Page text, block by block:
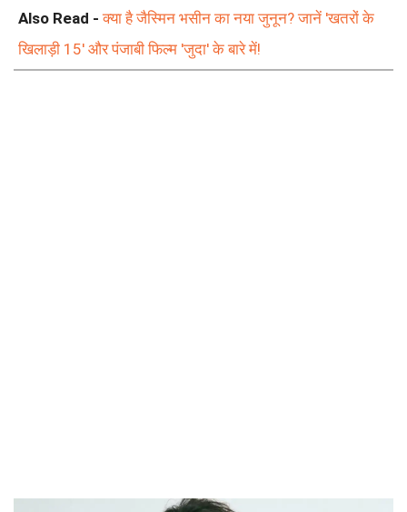
Also Read -क्या है जैस्मिन भसीन का नया जुनून? जानें 'खतरों के
खिलाड़ी 15' और पंजाबी फिल्म 'जुदा' के बारे में!